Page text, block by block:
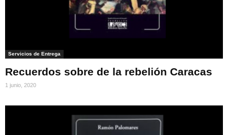
Servicios de Entrega
Recuerdos sobre de la rebelión Caracas
1 junio, 2020